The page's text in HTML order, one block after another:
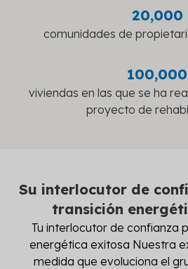
20,000
comunidades de
100,000
viviendas en las que se ha
proyecto de
Su interlocutor de
transición
Tu interlocutor de confianza
energética exitosa Nuestra
medida que evoluciona el